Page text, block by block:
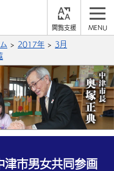
支
白
縮小
YouTube
2017年
3月
津市男女共同参画